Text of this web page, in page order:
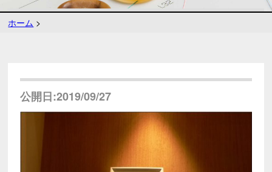
ホーム >
公開日:2019/09/27